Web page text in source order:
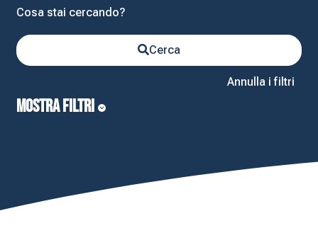
Cerca
Annulla i filtri
MOSTRA FILTRI